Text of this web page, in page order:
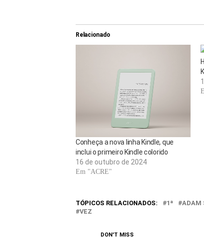
Relacionado
Conheça a nova linha Kindle, que
inclui o primeiro Kindle colorido
16 de outubro de 2024
Em "ACRE"
TÓPICOS RELACIONADOS: 1ª ADAM
VEZ
DON'T MISS